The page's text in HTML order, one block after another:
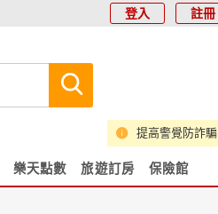
登入 註冊
提高警覺防詐騙
樂天點數 旅遊訂房 保險館